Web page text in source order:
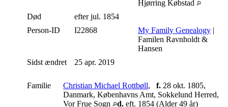
Hjørring Købstad
Død
efter jul. 1854
Person-ID
I22868 My Family Genealogy |
Familen Ravnholdt &
Hansen
Sidst ændret
25 apr. 2019
Familie Christian Michael Rottbøll, f. 28 okt. 1805,
Danmark, Københavns Amt, Sokkelund Herred,
Vor Frue Sogn
d. eft. 1854 (Alder 49 år)